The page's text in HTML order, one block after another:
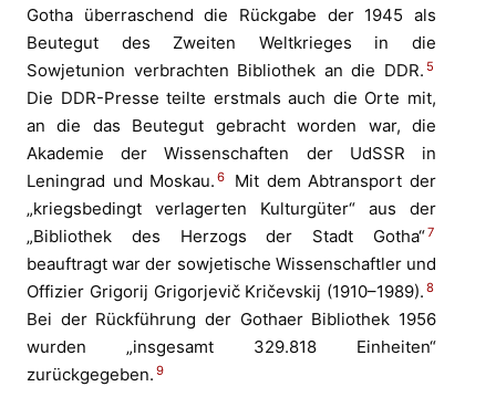
Gotha überraschend die Rückgabe der 1945 als
Beutegut des Zweiten Weltkrieges in die
Sowjetunion verbrachten Bibliothek an die DDR. 5
Die DDR-Presse teilte erstmals auch die Orte mit,
an die das Beutegut gebracht worden war, die
Akademie der Wissenschaften der UdSSR in
Leningrad und Moskau. 6
Mit dem Abtransport der
„kriegsbedingt verlagerten Kulturgüter“ aus der
„Bibliothek des Herzogs der Stadt Gotha“7
beauftragt war der sowjetische Wissenschaftler und
Offizier Grigorij Grigorjevič Kričevskij (1910–1989). 8
Bei der Rückführung der Gothaer Bibliothek 1956
wurden „insgesamt 329.818 Einheiten“
zurückgegeben. 9